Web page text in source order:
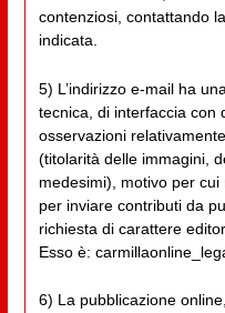
contenziosi, contattando
indicata.
5) L’indirizzo e-mail ha
tecnica, di interfaccia con
osservazioni
(titolarità delle immagini,
medesimi), motivo per
per inviare contributi da
richiesta di carattere
Esso è:
6) La pubblicazione